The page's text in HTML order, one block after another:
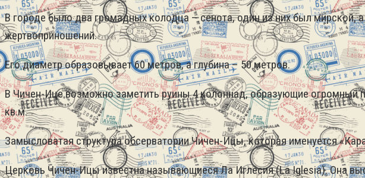
В городе было два громадных колодца – сенота, один из них был
жертвоприношений.
Его диаметр образовывает 60 метров, а глубина – 50 метров.
В Чичен-Ице возможно заметить руины 4 колоннад, образующие огромный
кв.м.
Замысловатая структура обсерватории Чичен-Ицы, которая именуется
Церковь Чичен-Ицы известна называющиеся Ла Иглесия (La Iglesia). Она